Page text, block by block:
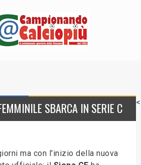
SBARCA IN SERIE C
ma con l'inizio della nuova
<